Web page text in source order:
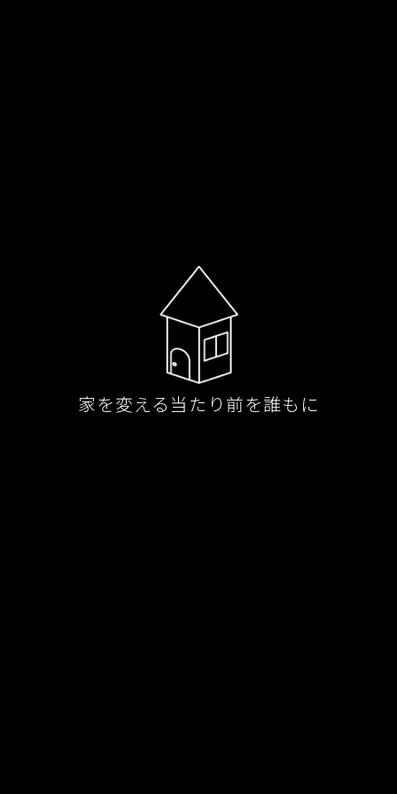
家を変える当たり前を誰もに